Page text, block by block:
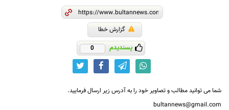
گزارش خطا
پسندیدم 0
شما می توانید مطالب و تصاویر خود را به آدرس زیر ارسال فرمایید.
bultannews@gmail.com